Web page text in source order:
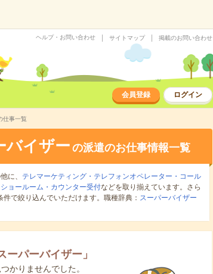
ヘルプ・お問い合わせ サイトマップ 掲載のお問い合わせ
会員登録 ログイン
仕事一覧
バイザー の派遣のお仕事情報一覧
に、
テレマーケティング・テレフォンオペレーター・コール
ョールーム・カウンター受付などを取り揃えています。さら
件で絞り込んでいただけます。職種辞典： スーパーバイザー
ーパーバイザー 」
かりませんでした。